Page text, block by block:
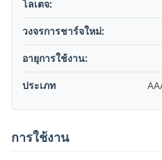
โลเตจ:
วงจรการชาร์จใหม่:
อายุการใช้งาน:
ประเภท
การใช้งาน